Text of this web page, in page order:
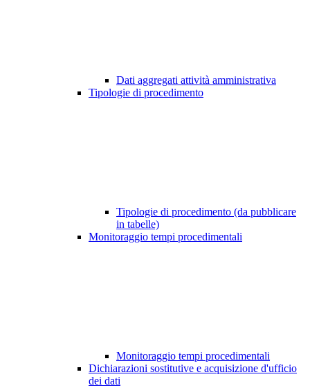
Dati aggregati attività amministrativa
Tipologie di procedimento
Tipologie di procedimento (da pubblicare
in tabelle)
Monitoraggio tempi procedimentali
Monitoraggio tempi procedimentali
Dichiarazioni sostitutive e acquisizione d'ufficio
dei dati